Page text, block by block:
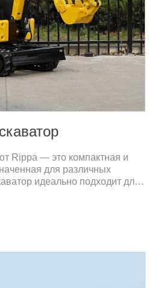
Rippa — это компактная и
для различных
идеально подходит для
хозяйство. Высокая
делают его превосходным
ценам.